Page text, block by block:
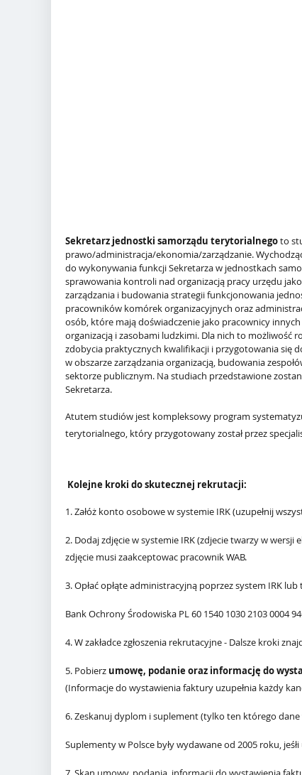
Sekretarz jednostki samorządu terytorialnegoto
prawo/administracja/ekonomia/zarządzanie.
do wykonywania funkcji Sekretarza w jednostkach
sprawowania kontroli nad organizacją pracy urzędu
zarządzania i budowania strategii funkcjonowania
pracowników komórek organizacyjnych oraz
osób, które mają doświadczenie jako pracownicy
organizacją i zasobami ludzkimi. Dla nich to możliwość
zdobycia praktycznych kwalifikacji i przygotowania się
w obszarze zarządzania organizacją, budowania
sektorze publicznym. Na studiach przedstawione
Sekretarza.
Atutem studiów jest kompleksowy program
terytorialnego, który przygotowany został przez
Kolejne kroki do skutecznej rekrutacji:
1. Załóż konto osobowe w systemie IRK (uzupełnij
2. Dodaj zdjęcie w systemie IRK (zdjecie twarzy w
zdjęcie musi zaakceptowac pracownik WAB.
3. Opłać opłąte administracyjną poprzez system IRK
Bank Ochrony Środowiska PL 60 1540 1030 2103 0004
4. W zakładce zgłoszenia rekrutacyjne - Dalsze kroki
5. Pobierz umowę, podanie oraz informację do
(Informacje do wystawienia faktury uzupełnia każdy
6. Zeskanuj dyplom i suplement (tylko ten którego
Suplementy w Polsce były wydawane od 2005 roku,